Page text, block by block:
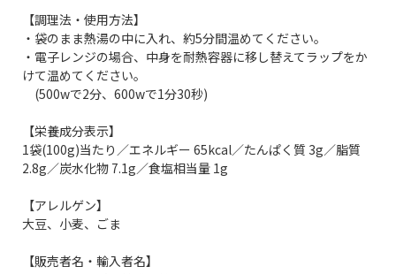
【調理法・使用方法】
・袋のまま熱湯の中に入れ、約5分間温めてください。
・電子レンジの場合、中身を耐熱容器に移し替えてラップをか
けて温めてください。
(500wで2分、600wで1分30秒)
【栄養成分表示】
1袋(100g)当たり／エネルギー 65kcal／たんぱく質 3g／脂質
2.8g／炭水化物 7.1g／食塩相当量 1g
【アレルゲン】
大豆、小麦、ごま
【販売者名・輸入者名】